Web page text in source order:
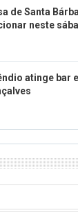
de Santa
neste
atinge bar